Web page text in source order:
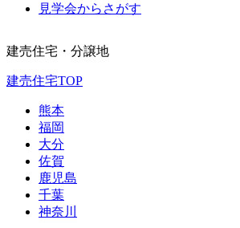
見学会からさがす
建売住宅・分譲地
建売住宅TOP
熊本
福岡
大分
佐賀
鹿児島
千葉
神奈川